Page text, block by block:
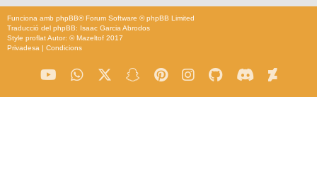
Funciona amb phpBB® Forum Software © phpBB Limited
Traducció del phpBB: Isaac Garcia Abrodos
Style proflatAutor: © Mazeltof 2017
Privadesa
Condicions